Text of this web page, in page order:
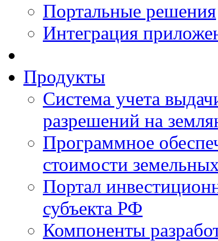
Портальные решения
Интеграция
Продукты
Система учета
разрешений на
Программное
стоимости
Портал
субъекта РФ
Компоненты